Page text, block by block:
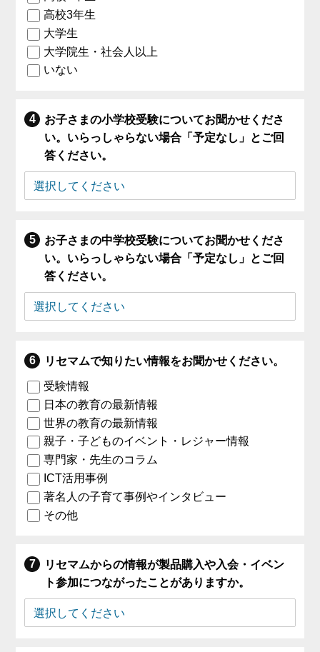
高校3年生
大学生
大学院生・社会人以上
いない
お子さまの小学校受験についてお聞かせくださ
い。いらっしゃらない場合「予定なし」とご回
答ください。
お子さまの中学校受験についてお聞かせくださ
い。いらっしゃらない場合「予定なし」とご回
答ください。
リセマムで知りたい情報をお聞かせください。
受験情報
日本の教育の最新情報
世界の教育の最新情報
親子・子どものイベント・レジャー情報
専門家・先生のコラム
ICT活用事例
著名人の子育て事例やインタビュー
その他
リセマムからの情報が製品購入や入会・イベン
ト参加につながったことがありますか。